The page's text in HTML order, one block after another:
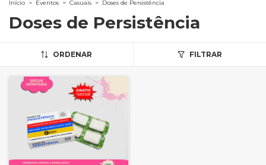
Início > Eventos > Casuais > Doses de Persistência
Doses de Persistência
ORDENAR FILTRAR